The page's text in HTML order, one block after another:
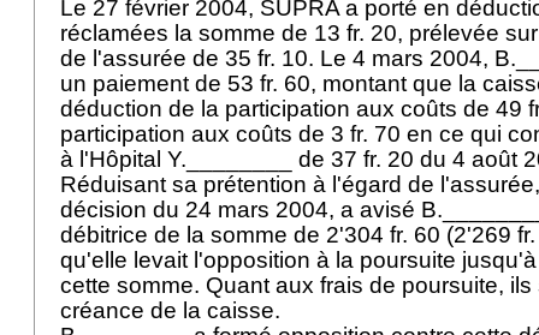
Le 27 février 2004, SUPRA a porté en
réclamées la somme de 13 fr. 20, prélevée
de l'assurée de 35 fr. 10. Le 4 mars 2004,
un paiement de 53 fr. 60, montant que la
déduction de la participation aux coûts de 49
participation aux coûts de 3 fr. 70 en ce qui
à l'Hôpital Y.________ de 37 fr. 20 du 4 août
Réduisant sa prétention à l'égard de
décision du 24 mars 2004, a avisé
débitrice de la somme de 2'304 fr. 60 (2'269
qu'elle levait l'opposition à la poursuite
cette somme. Quant aux frais de poursuite,
créance de la caisse.